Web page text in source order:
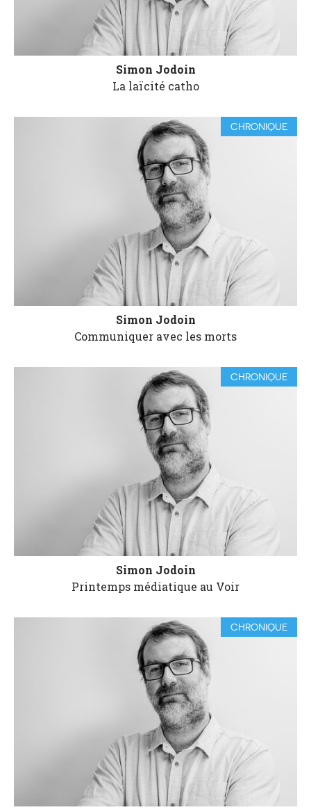
Simon Jodoin
La laïcité catho
CHRONIQUE
Simon Jodoin
Communiquer avec les morts
CHRONIQUE
Simon Jodoin
Printemps médiatique au Voir
CHRONIQUE